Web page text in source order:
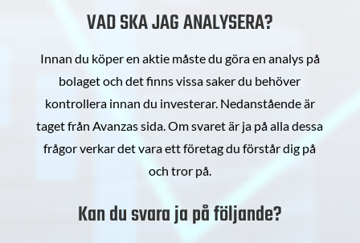
VAD SKA JAG ANALYSERA?
Innan du köper en aktie måste du göra en analys på
bolaget och det finns vissa saker du behöver
kontrollera innan du investerar. Nedanstående är
taget från Avanzas sida. Om svaret är ja på alla dessa
frågor verkar det vara ett företag du förstår dig på
och tror på.
Kan du svara ja på följande?